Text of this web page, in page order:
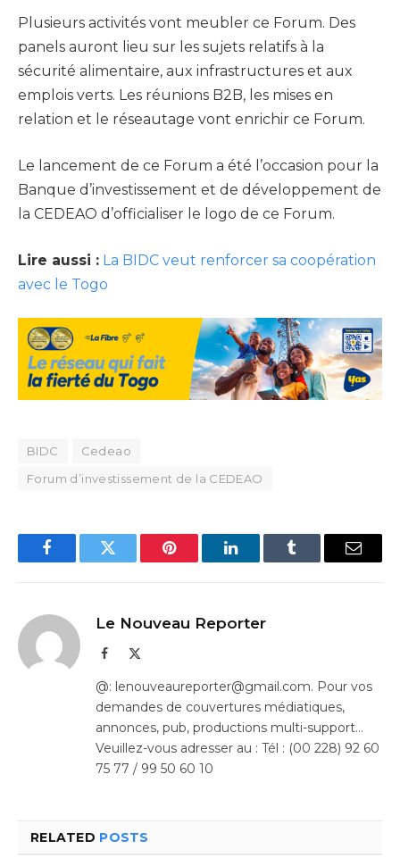
Plusieurs activités vont meubler ce Forum. Des
panels auront lieu sur les sujets relatifs à la
sécurité alimentaire, aux infrastructures et aux
emplois verts. Les réunions B2B, les mises en
relation et le réseautage vont enrichir ce Forum.
Le lancement de ce Forum a été l’occasion pour la
Banque d’investissement et de développement de
la CEDEAO d’officialiser le logo de ce Forum.
Lire aussi : La BIDC veut renforcer sa coopération
avec le Togo
BIDC
Cedeao
Forum d’investissement de la CEDEAO
FacebookTwitter Pinterest LinkedInTumblr Email
Le Nouveau Reporter
Facebook
@: lenouveaureporter@gmail.com. Pour vos
demandes de couvertures médiatiques,
annonces, pub, productions multi-support…
Veuillez-vous adresser au : Tél : (00 228) 92 60
75 77 / 99 50 60 10
RELATED POSTS